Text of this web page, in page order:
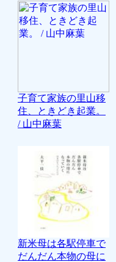
子育て家族の里山移
住、ときどき起業。
/ 山中麻葉
新米母は各駅停車で
だんだん本物の母に